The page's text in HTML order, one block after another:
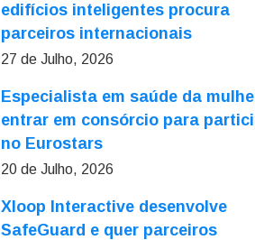
edifícios inteligentes procura
parceiros internacionais
27 de Julho, 2026
Especialista em saúde da
entrar em consórcio para
no Eurostars
20 de Julho, 2026
Xloop Interactive desenvolve
SafeGuard e quer parceiros